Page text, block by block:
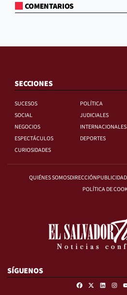
COMENTARIOS
SECCIONES
SUCESOS
POLÍTICA
SOCIAL
JUDICIALES
NEGOCIOS
INTERNACIONALES
ESPECTÁCULOS
DEPORTES
CURIOSIDADES
QUIÉNES SOMOSDIRECCIÓNPUBLICIDAD
POLÍTICA DE
SÍGUENOS
FacebookLinkedin